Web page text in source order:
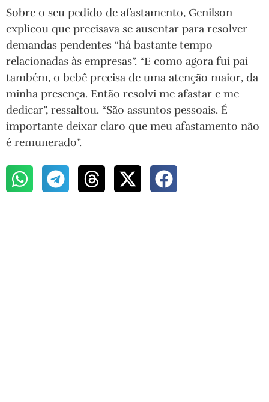
Sobre o seu pedido de afastamento, Genilson
explicou que precisava se ausentar para resolver
demandas pendentes “há bastante tempo
relacionadas às empresas”. “E como agora fui pai
também, o bebê precisa de uma atenção maior, da
minha presença. Então resolvi me afastar e me
dedicar”, ressaltou. “São assuntos pessoais. É
importante deixar claro que meu afastamento não
é remunerado”.